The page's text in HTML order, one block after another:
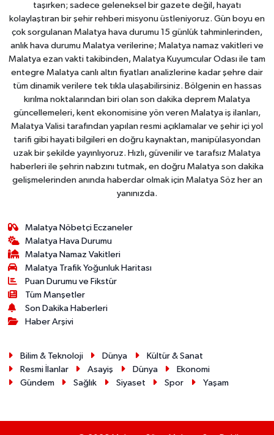
taşırken; sadece geleneksel bir gazete değil, hayatı
kolaylaştıran bir şehir rehberi misyonu üstleniyoruz. Gün boyu en
çok sorgulanan Malatya hava durumu 15 günlük tahminlerinden,
anlık hava durumu Malatya verilerine; Malatya namaz vakitleri ve
Malatya ezan vakti takibinden, Malatya Kuyumcular Odası ile tam
entegre Malatya canlı altın fiyatları analizlerine kadar şehre dair
tüm dinamik verilere tek tıkla ulaşabilirsiniz. Bölgenin en hassas
kırılma noktalarından biri olan son dakika deprem Malatya
güncellemeleri, kent ekonomisine yön veren Malatya iş ilanları,
Malatya Valisi tarafından yapılan resmi açıklamalar ve şehir içi yol
tarifi gibi hayati bilgileri en doğru kaynaktan, manipülasyondan
uzak bir şekilde yayınlıyoruz. Hızlı, güvenilir ve tarafsız Malatya
haberleri ile şehrin nabzını tutmak, en doğru Malatya son dakika
gelişmelerinden anında haberdar olmak için Malatya Söz her an
yanınızda.
Malatya Nöbetçi Eczaneler
Malatya Hava Durumu
Malatya Namaz Vakitleri
Malatya Trafik Yoğunluk Haritası
Puan Durumu ve Fikstür
Tüm Manşetler
Son Dakika Haberleri
Haber Arşivi
Bilim & Teknoloji Dünya
Kültür & Sanat
Resmi İlanlar
Asayiş Dünya
Ekonomi
Gündem
Sağlık Siyaset Spor Yaşam